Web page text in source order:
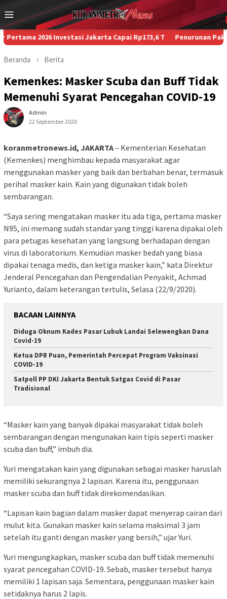
ke
konten
Menu
Mobile
2026 Investasi Jakarta Capai Rp173,6 T Penurunan Paksa
Beranda Berita
Kemenkes: Masker Scuba dan Buff Tidak
Memenuhi Syarat Pencegahan COVID-19
Admin
22 September 2020
koranmetronews.id, JAKARTA– Kementerian Kesehatan
(Kemenkes) menghimbau kepada masyarakat agar
menggunakan masker yang baik dan berbahan benar, termasuk
perihal masker kain. Kain yang digunakan tidak boleh
sembarangan.
“Saya sering mengatakan masker itu ada tiga, pertama masker
N95, ini memang sudah standar yang tinggi karena dipakai oleh
para petugas kesehatan yang langsung berhadapan dengan
virus di laboratorium. Kemudian masker bedah yang biasa
dipakai tenaga medis, dan ketiga masker kain,” kata Direktur
Jenderal Pencegahan dan Pengendalian Penyakit, Achmad
Yurianto, dalam keterangan tertulis, Selasa (22/9/2020).
BACAAN LAINNYA
Diduga Oknum Kades Pasar Lubuk Landai Selewengkan Dana
Covid-19
Ketua DPR Puan, Pemerintah Percepat Program Vaksinasi
COVID-19
Satpoll PP DKI Jakarta Bentuk Satgas Covid di Pasar
Tradisional
“Masker kain yang banyak dipakai masyarakat tidak boleh
sembarangan dengan mengunakan kain tipis seperti masker
scuba dan buff,” imbuh dia.
Yuri mengatakan kain yang digunakan sebagai masker haruslah
memiliki sekurangnya 2 lapisan. Karena itu, penggunaan
masker scuba dan buff tidak direkomendasikan.
“Lapisan kain bagian dalam masker dapat menyerap cairan dari
mulut kita. Gunakan masker kain selama maksimal 3 jam
setelah itu ganti dengan masker yang bersih,” ujar Yuri.
Yuri mengungkapkan, masker scuba dan buff tidak memenuhi
syarat pencegahan COVID-19. Sebab, masker tersebut hanya
memiliki 1 lapisan saja. Sementara, penggunaan masker kain
setidaknya harus 2 lapis.